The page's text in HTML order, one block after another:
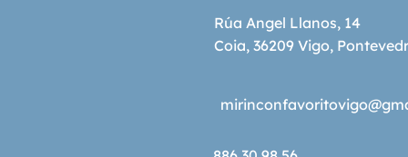
Rúa Angel Llanos, 14
Coia, 36209 Vigo,